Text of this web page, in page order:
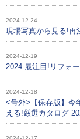
2024-12-24
現場写真から見る!再
2024-12-19
2024 最注目!リフォ
2024-12-18
<号外>【保存版】今
える!厳選カタログ